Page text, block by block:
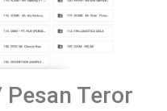
Teror